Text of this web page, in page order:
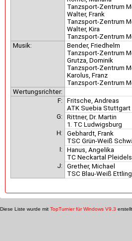
Tanzsport-Zentrum
Walter, Frank
Tanzsport-Zentrum
Walter, Kira
Tanzsport-Zentrum
Musik:
Bender, Friedhelm
Tanzsport-Zentrum
Grutza, Dominik
Tanzsport-Zentrum
Karolus, Franz
Tanzsport-Zentrum
Wertungsrichter:
F:
Fritsche, Andreas
ATK Suebia Stuttgart
G:
Rittner, Dr. Martin
1. TC Ludwigsburg
H:
Gebhardt, Frank
TSC Grün-Weiß
I:
Hanus, Angelika
TC Neckartal
J:
Grether, Michael
TSC Blau-Weiß
Diese Liste wurde mit TopTurnier für Windows V9.3 erstellt.